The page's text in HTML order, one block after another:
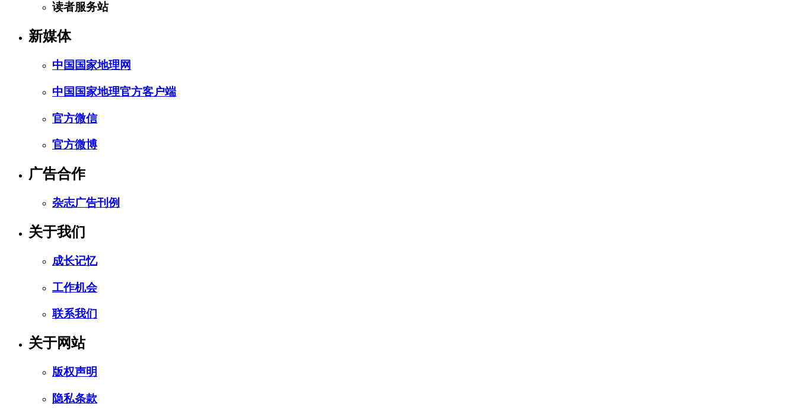
读者服务站
新媒体
中国国家地理网
中国国家地理官方客户端
官方微信
官方微博
广告合作
杂志广告刊例
关于我们
成长记忆
工作机会
联系我们
关于网站
版权声明
隐私条款